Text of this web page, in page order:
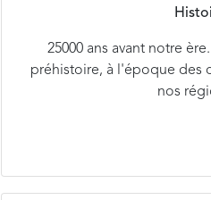
25000 ans avant notre
préhistoire, à l'époque des
nos